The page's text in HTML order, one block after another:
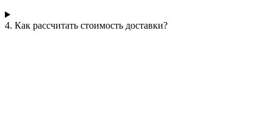
4. Как рассчитать стоимость доставки?